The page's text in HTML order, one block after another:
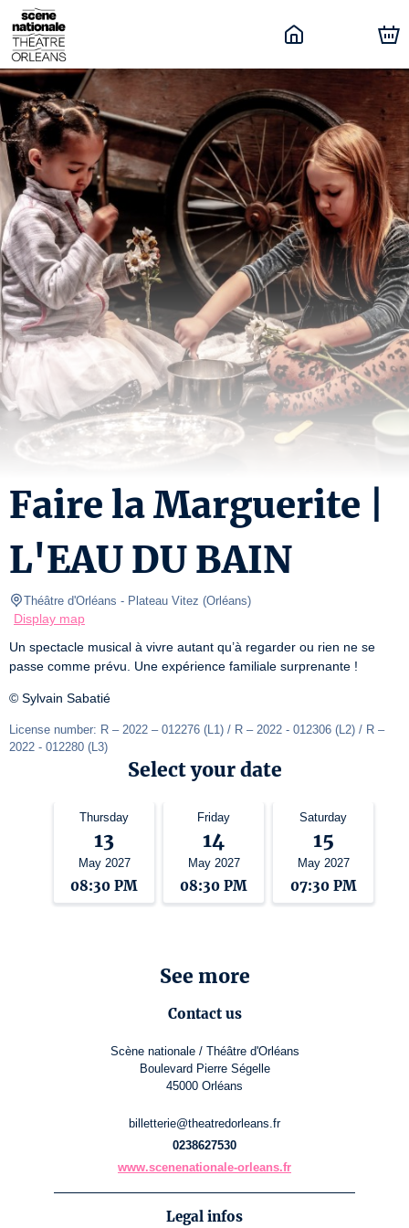
Faire la Marguerite |
L'EAU DU BAIN
Théâtre d'Orléans - Plateau Vitez (Orléans)
Display map
Un spectacle musical à vivre autant qu’à regarder ou rien ne se
passe comme prévu. Une expérience familiale surprenante !
© Sylvain Sabatié
License number: R – 2022 – 012276 (L1) / R – 2022 - 012306 (L2) / R –
2022 - 012280 (L3)
Select your date
Thursday
13
May 2027
08:30 PM
Friday
14
May 2027
08:30 PM
Saturday
15
May 2027
07:30 PM
See more
Contact us
Scène nationale / Théâtre d'Orléans
Boulevard Pierre Ségelle
45000 Orléans
billetterie@theatredorleans.fr
0238627530
www.scenenationale-orleans.fr
Legal infos